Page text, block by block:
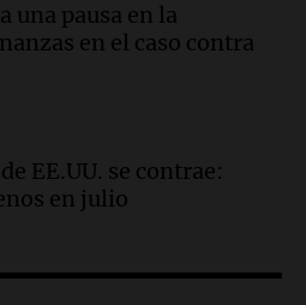
de la Cerveza:
el desafío de producir
enfrenta un equilibrio
debido a la caída del
una pausa en la
en el caso contra
EE.UU. se contrae:
en julio